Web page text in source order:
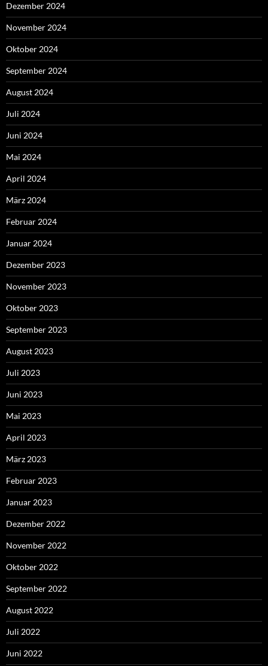
Dezember 2024
November 2024
Oktober 2024
September 2024
August 2024
Juli 2024
Juni 2024
Mai 2024
April 2024
März 2024
Februar 2024
Januar 2024
Dezember 2023
November 2023
Oktober 2023
September 2023
August 2023
Juli 2023
Juni 2023
Mai 2023
April 2023
März 2023
Februar 2023
Januar 2023
Dezember 2022
November 2022
Oktober 2022
September 2022
August 2022
Juli 2022
Juni 2022